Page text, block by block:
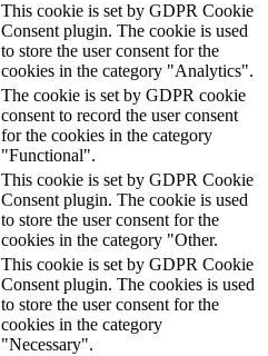
This cookie is set by GDPR Cookie
Consent plugin. The cookie is used
to store the user consent for the
cookies in the category "Analytics".
The cookie is set by GDPR cookie
consent to record the user consent
for the cookies in the category
"Functional".
This cookie is set by GDPR Cookie
Consent plugin. The cookie is used
to store the user consent for the
cookies in the category "Other.
This cookie is set by GDPR Cookie
Consent plugin. The cookies is used
to store the user consent for the
cookies in the category
"Necessary".